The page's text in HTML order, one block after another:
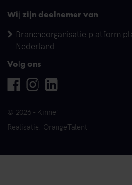
Wij zijn deelnemer van
Brancheorganisatie platform
Nederland
Volg ons
Facebook
InstagramLinkedin
© 2026 - Kinnef
Realisatie: OrangeTalent